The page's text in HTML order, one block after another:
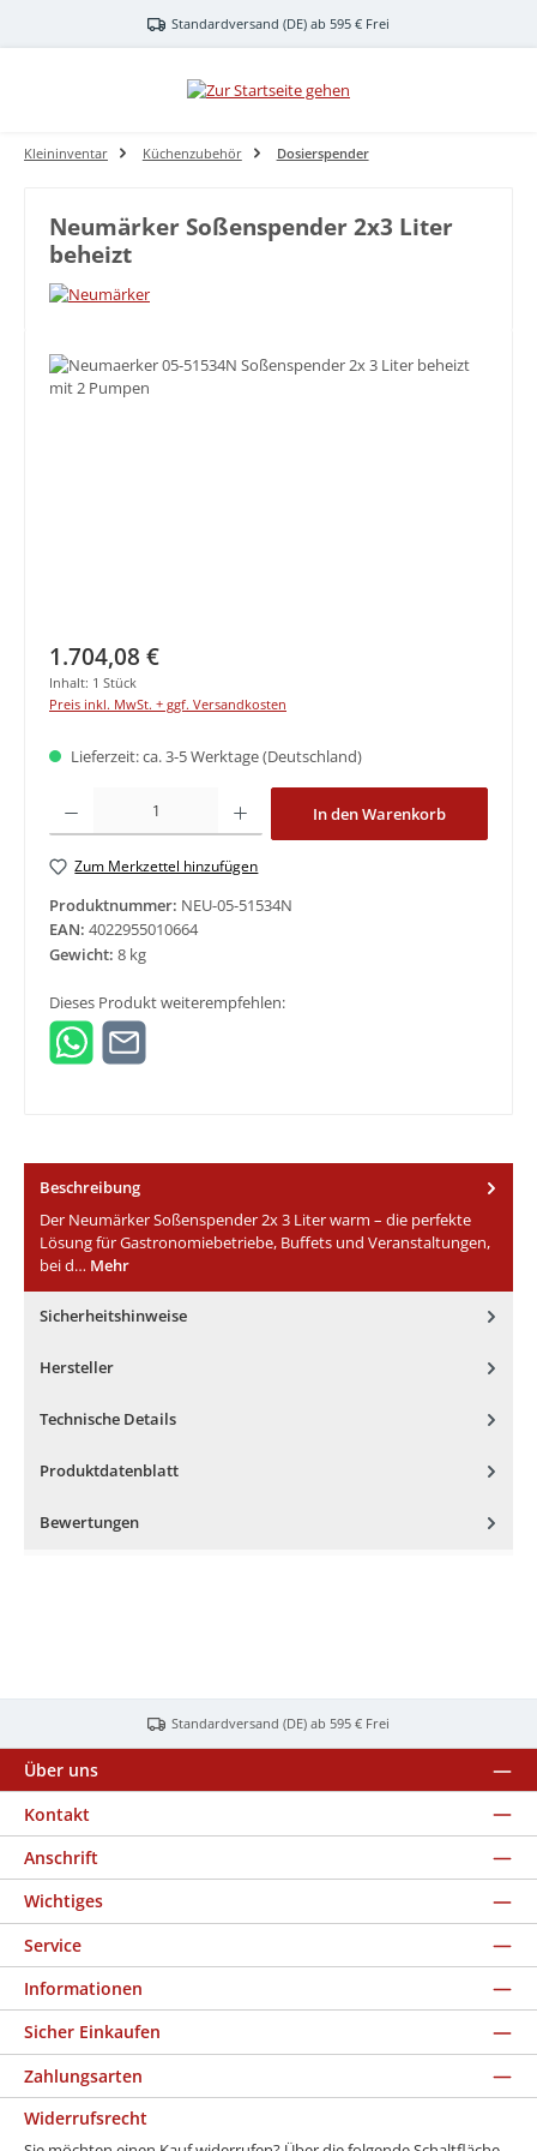
Zum Hauptinhalt springenStandardversand (DE) ab 595 € Frei
Kleininventar Küchenzubehör Dosierspender
Neumärker Soßenspender 2x3 Liter
beheizt
Bildergalerie überspringen
Regulärer Preis:
1.704,08 €
Inhalt: 1 Stück
Preis inkl. MwSt. + ggf. Versandkosten
Lieferzeit: ca. 3-5 Werktage (Deutschland)
Produkt Anzahl: Gib den gewünschten Wert ein oder benutze die
In den Warenkorb
Zum Merkzettel hinzufügen
Produktnummer: NEU-05-51534N
EAN: 4022955010664
Gewicht: 8 kg
Dieses Produkt weiterempfehlen:
Beschreibung
Der Neumärker Soßenspender 2x 3 Liter warm – die perfekte
Lösung für Gastronomiebetriebe, Buffets und Veranstaltungen,
bei d… Mehr
Sicherheitshinweise
Hersteller
Technische Details
Produktdatenblatt
Bewertungen
Standardversand (DE) ab 595 € Frei
Über uns
Kontakt
Anschrift
Wichtiges
Service
Informationen
Sicher Einkaufen
Zahlungsarten
Widerrufsrecht